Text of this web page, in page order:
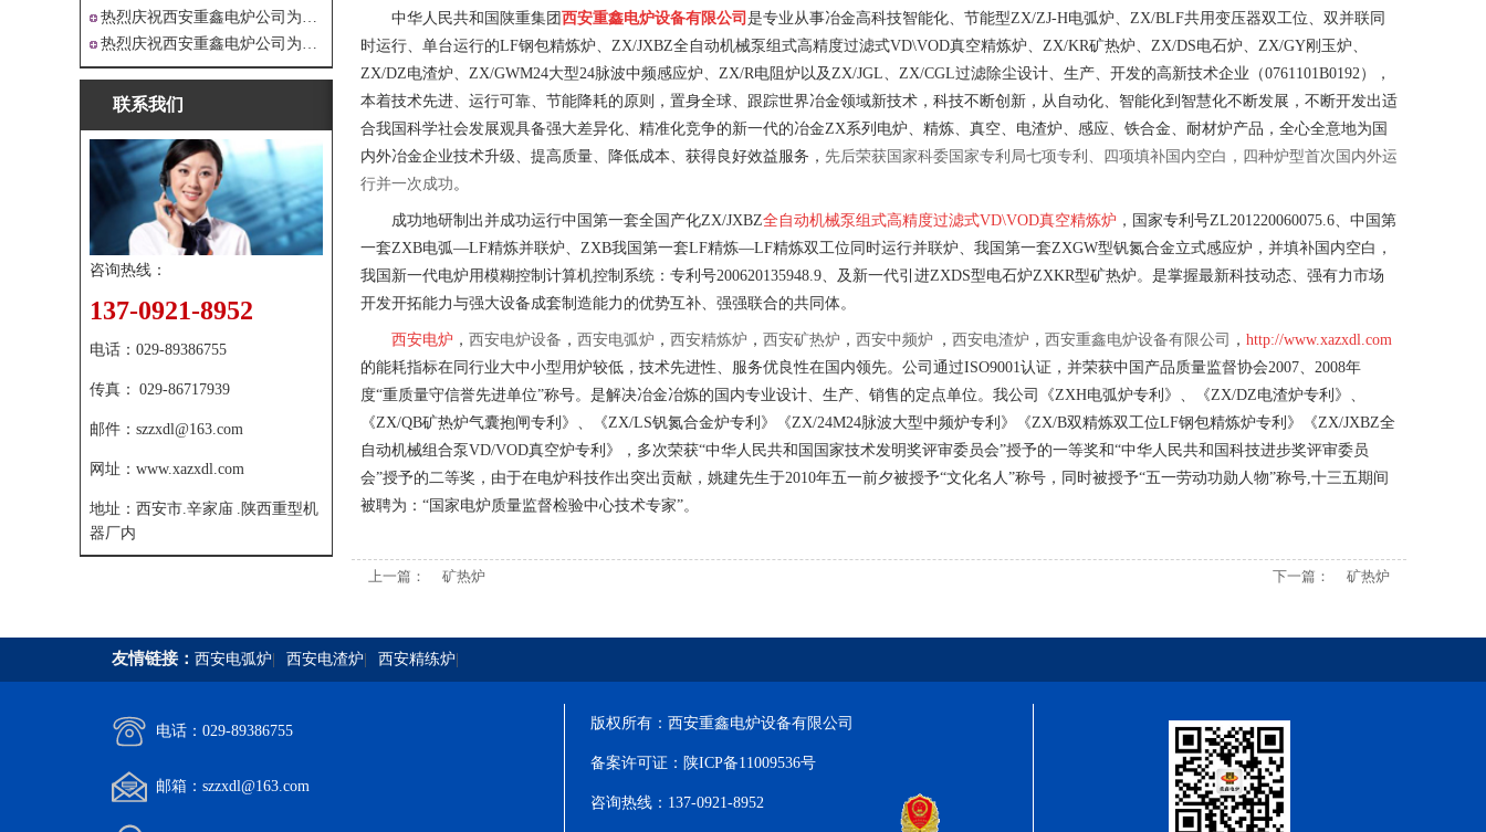
热烈庆祝西安重鑫电炉公司为重庆客户设
热烈庆祝西安重鑫电炉公司为安徽设计制
联系我们
咨询热线：
137-0921-8952
电话： 029-89386755
传真： 029-86717939
邮件： szzxdl@163.com
网址： www.xazxdl.com
地址： 西安市.辛家庙 .陕西重型机
器厂内
中华人民共和国陕重集团 西安重鑫电炉设备有限公司 是专业从事冶金高科技智能化、节能型ZX/ZJ-H电弧炉、ZX/BLF共用变压器双工位、双并联同
时运行、单台运行的LF钢包精炼炉、ZX/JXBZ全自动机械泵组式高精度过滤式VD\VOD真空精炼炉、ZX/KR矿热炉、ZX/DS电石炉、ZX/GY刚玉炉、
ZX/DZ电渣炉、ZX/GWM24大型24脉波中频感应炉、ZX/R电阻炉以及ZX/JGL、ZX/CGL过滤除尘设计、生产、开发的高新技术企业（0761101B0192），
本着技术先进、运行可靠、节能降耗的原则，置身全球、跟踪世界冶金领域新技术，科技不断创新，从自动化、智能化到智慧化不断发展，不断开发出适
合我国科学社会发展观具备强大差异化、精准化竞争的新一代的冶金ZX系列电炉、精炼、真空、电渣炉、感应、铁合金、耐材炉产品，全心全意地为国
内外冶金企业技术升级、提高质量、降低成本、获得良好效益服务， 先后荣获国家科委国家专利局七项专利、四项填补国内空白，四种炉型首次国内外运
行并一次成功。
成功地研制出并成功运行中国第一套全国产化ZX/JXBZ全自动机械泵组式高精度过滤式VD\VOD真空精炼炉 ，国家专利号ZL201220060075.6、中国第
一套ZXB电弧—LF精炼并联炉、ZXB我国第一套LF精炼—LF精炼双工位同时运行并联炉、我国第一套ZXGW型钒氮合金立式感应炉，并填补国内空白，
我国新一代电炉用模糊控制计算机控制系统：专利号200620135948.9、及新一代引进ZXDS型电石炉ZXKR型矿热炉。是掌握最新科技动态、强有力市场
开发开拓能力与强大设备成套制造能力的优势互补、强强联合的共同体。
西安电炉 ， 西安电炉设备 ， 西安电弧炉 ， 西安精炼炉 ， 西安矿热炉 ， 西安中频炉 ， 西安电渣炉 ， 西安重鑫电炉设备有限公司 ， http://www.xazxdl.com
的能耗指标在同行业大中小型用炉较低，技术先进性、服务优良性在国内领先。公司通过ISO9001认证，并荣获中国产品质量监督协会2007、2008年
度“重质量守信誉先进单位”称号。是解决冶金冶炼的国内专业设计、生产、销售的定点单位。我公司《ZXH电弧炉专利》、《ZX/DZ电渣炉专利》、
《ZX/QB矿热炉气囊抱闸专利》、《ZX/LS钒氮合金炉专利》《ZX/24M24脉波大型中频炉专利》《ZX/B双精炼双工位LF钢包精炼炉专利》《ZX/JXBZ全
自动机械组合泵VD/VOD真空炉专利》，多次荣获“中华人民共和国国家技术发明奖评审委员会”授予的一等奖和“中华人民共和国科技进步奖评审委员
会”授予的二等奖，由于在电炉科技作出突出贡献，姚建先生于2010年五一前夕被授予“文化名人”称号，同时被授予“五一劳动功勋人物”称号,十三五期间
被聘为：“国家电炉质量监督检验中心技术专家”。
上一篇： 矿热炉 下一篇： 矿热炉
友情链接： 西安电弧炉 西安电渣炉 西安精练炉
电话：029-89386755
邮箱：szzxdl@163.com
版权所有：西安重鑫电炉设备有限公司
备案许可证： 陕ICP备11009536号
咨询热线：137-0921-8952